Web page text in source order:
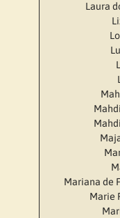
Laura
Mariana de
Marie